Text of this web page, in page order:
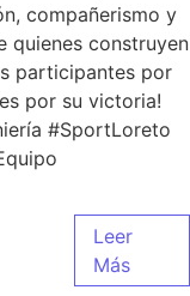
compañerismo y
quienes construyen
participantes por
por su victoria!
#SportLoreto
Leer
Más